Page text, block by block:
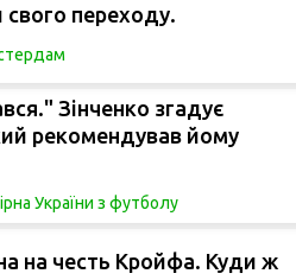
переходу.
Зінченко згадує
рекомендував йому
України з футболу
на честь Кройфа. Куди ж